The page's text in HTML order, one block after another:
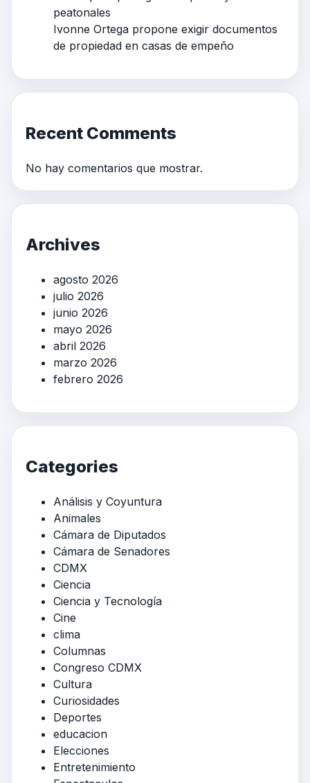
peatonales
Ivonne Ortega propone exigir documentos
de propiedad en casas de empeño
Recent Comments
No hay comentarios que mostrar.
Archives
agosto 2026
julio 2026
junio 2026
mayo 2026
abril 2026
marzo 2026
febrero 2026
Categories
Análisis y Coyuntura
Animales
Cámara de Diputados
Cámara de Senadores
CDMX
Ciencia
Ciencia y Tecnología
Cine
clima
Columnas
Congreso CDMX
Cultura
Curiosidades
Deportes
educacion
Elecciones
Entretenimiento